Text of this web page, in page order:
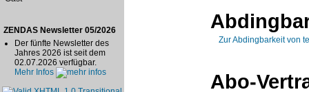
ZENDAS Newsletter 05/2026
Der fünfte Newsletter des
Jahres 2026 ist seit dem
02.07.2026 verfügbar.
Mehr Infos
Zur Abdingbarkeit von
Abo-